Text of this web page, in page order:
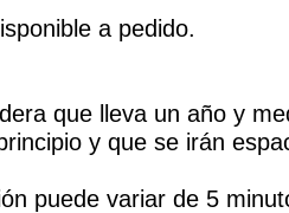
a pedido.
que lleva un año y
y que se irán
puede variar de 5